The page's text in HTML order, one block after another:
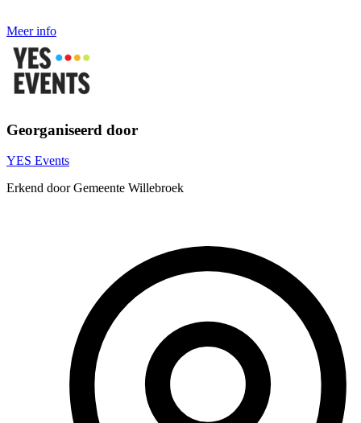
Meer info
Georganiseerd door
YES Events
Erkend door Gemeente Willebroek